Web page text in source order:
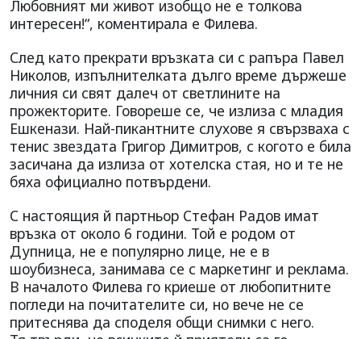
Любовният ми живот изобщо не е толкова
интересен!“, коментирала е Филева.
След като прекрати връзката си с рапъра Павел
Николов, изпълнителката дълго време държеше
личния си свят далеч от светлините на
прожекторите. Говореше се, че излиза с младия
Ешкенази. Най-пикантните слухове я свързваха с
тенис звездата Григор Димитров, с когото е била
засичана да излиза от хотелска стая, но и те не
бяха официално потвърдени.
С настоящия й партньор Стефан Радов имат
връзка от около 6 години. Той е родом от
Дупница, не е популярно лице, не е в
шоубизнеса, занимава се с маркетинг и реклама.
В началото Филева го криеше от любопитните
погледи на почитателите си, но вече не се
притеснява да споделя общи снимки с него.